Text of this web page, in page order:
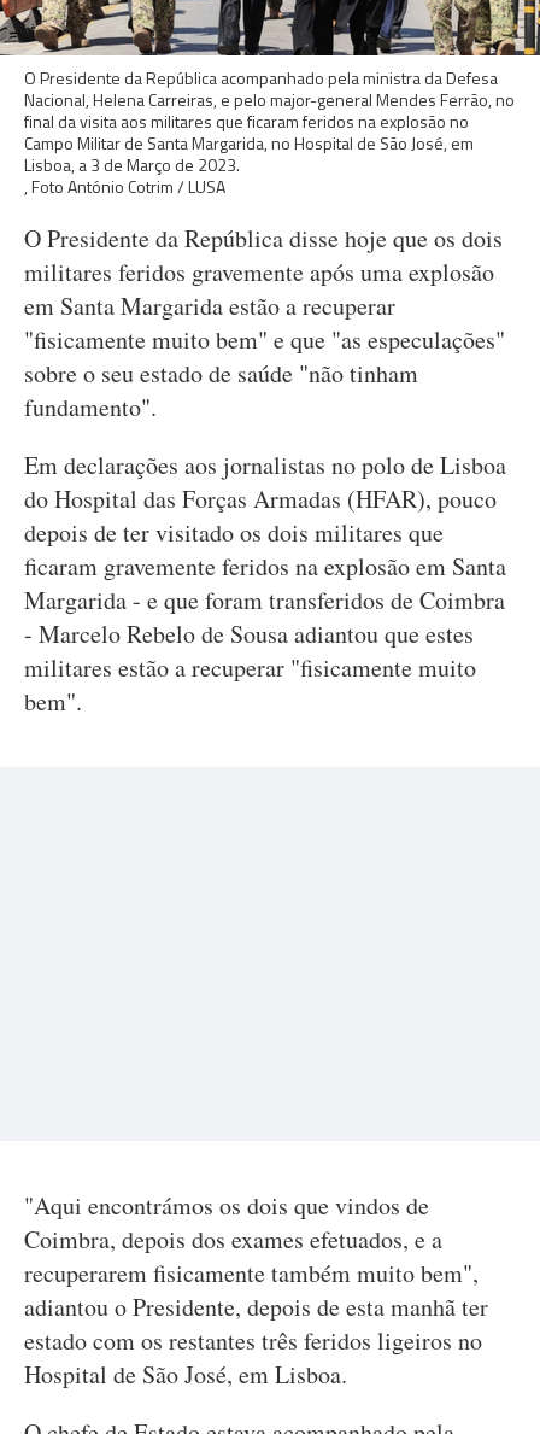
O Presidente da República acompanhado pela ministra da Defesa
Nacional, Helena Carreiras, e pelo major-general Mendes Ferrão, no
final da visita aos militares que ficaram feridos na explosão no
Campo Militar de Santa Margarida, no Hospital de São José, em
Lisboa, a 3 de Março de 2023.
, Foto António Cotrim / LUSA
O Presidente da República disse hoje que os dois
militares feridos gravemente após uma explosão
em Santa Margarida estão a recuperar
"fisicamente muito bem" e que "as especulações"
sobre o seu estado de saúde "não tinham
fundamento".
Em declarações aos jornalistas no polo de Lisboa
do Hospital das Forças Armadas (HFAR), pouco
depois de ter visitado os dois militares que
ficaram gravemente feridos na explosão em Santa
Margarida - e que foram transferidos de Coimbra
- Marcelo Rebelo de Sousa adiantou que estes
militares estão a recuperar "fisicamente muito
bem".
"Aqui encontrámos os dois que vindos de
Coimbra, depois dos exames efetuados, e a
recuperarem fisicamente também muito bem",
adiantou o Presidente, depois de esta manhã ter
estado com os restantes três feridos ligeiros no
Hospital de São José, em Lisboa.